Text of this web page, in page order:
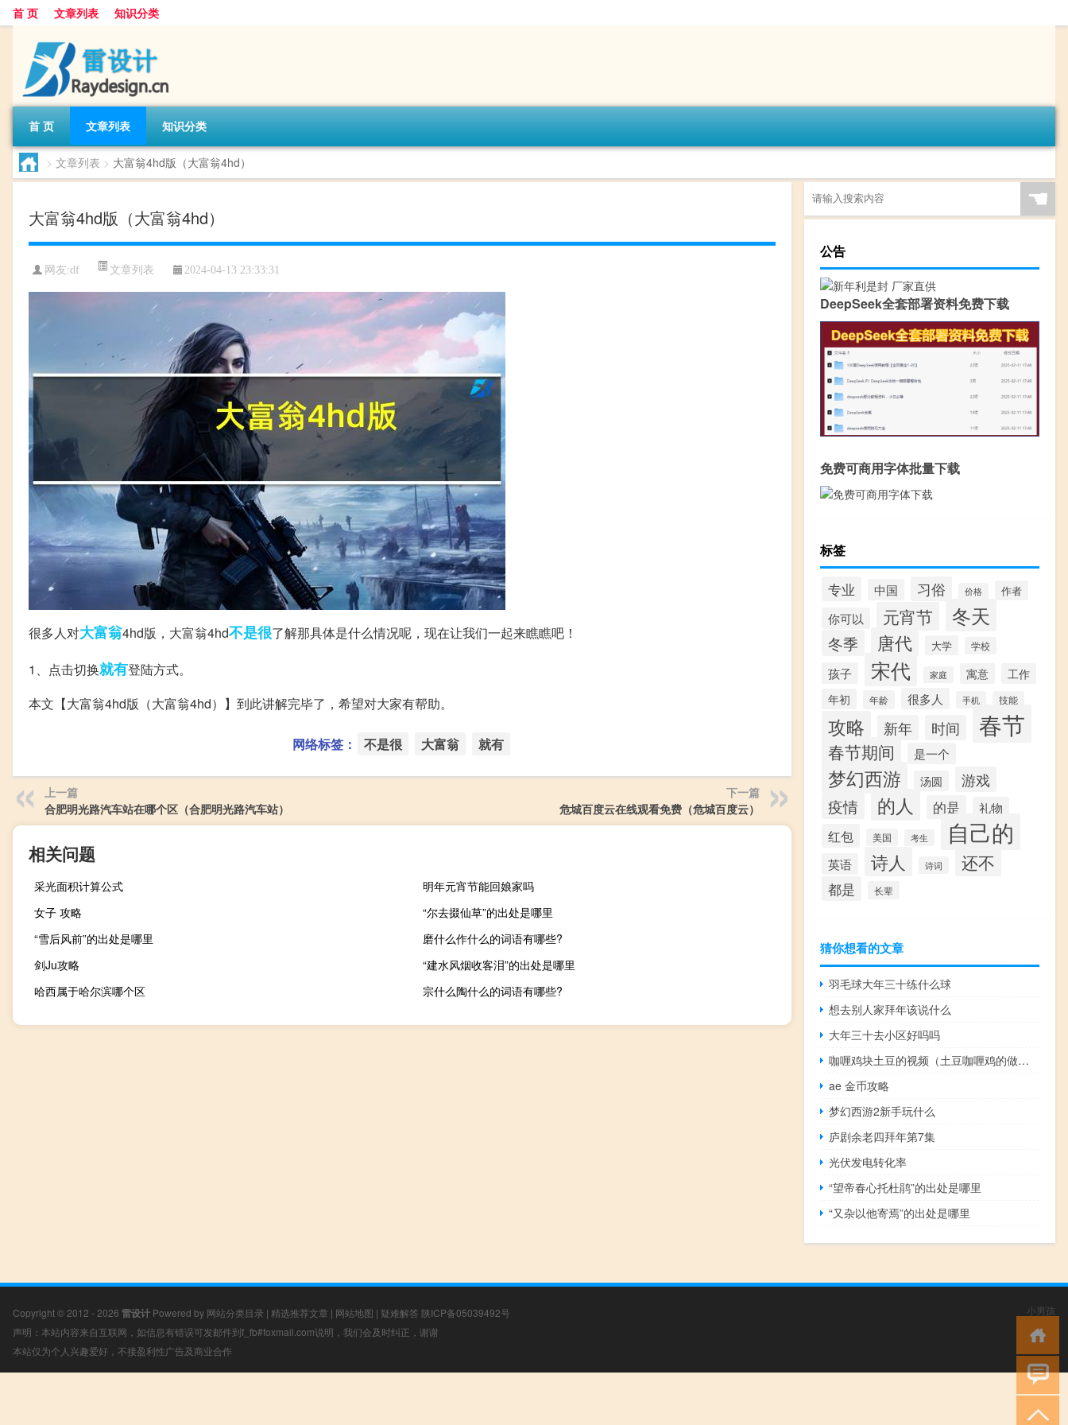
首 页 文章列表 知识分类
首 页 文章列表 知识分类
> 文章列表 > 大富翁4hd版（大富翁4hd）
大富翁4hd版（大富翁4hd）
网友:df 文章列表 2024-04-13 23:33:31
很多人对大富翁4hd版，大富翁4hd不是很了解那具体是什么情况呢，现在让我们一起来瞧瞧吧！
1、点击切换就有登陆方式。
本文【大富翁4hd版（大富翁4hd）】到此讲解完毕了，希望对大家有帮助。
网络标签： 不是很 大富翁 就有
上一篇
合肥明光路汽车站在哪个区（合肥明光路汽车站）
下一篇
危城百度云在线观看免费（危城百度云）
相关问题
采光面积计算公式
明年元宵节能回娘家吗
女子 攻略
“尔去掇仙草”的出处是哪里
“雪后风前”的出处是哪里
磨什么作什么的词语有哪些?
剑Ju攻略
“建水风烟收客泪”的出处是哪里
哈西属于哈尔滨哪个区
宗什么陶什么的词语有哪些?
☚
公告
DeepSeek全套部署资料免费下载
免费可商用字体批量下载
标签
专业 中国 习俗 价格 作者
你可以 元宵节 冬天
冬季 唐代 大学 学校
孩子 宋代 家庭 寓意
工作
年初
年龄 很多人 手机 技能
攻略 新年 时间 春节
春节期间 是一个
梦幻西游 汤圆 游戏
疫情 的人 的是 礼物
红包 美国 考生 自己的
英语 诗人 诗词 还不
都是 长辈
猜你想看的文章
羽毛球大年三十练什么球
想去别人家拜年该说什么
大年三十去小区好吗吗
咖喱鸡块土豆的视频（土豆咖喱鸡的做法）
ae 金币攻略
梦幻西游2新手玩什么
庐剧余老四拜年第7集
光伏发电转化率
“望帝春心托杜鹃”的出处是哪里
“又杂以他寄焉”的出处是哪里
Copyright © 2012 - 2026 雷设计 Powered by 网站分类目录 | 精选推荐文章 | 网站地图 | 疑难解答 陕ICP备05039492号
声明：本站内容来自互联网，如信息有错误可发邮件到f_fb#foxmail.com说明，我们会及时纠正，谢谢
本站仅为个人兴趣爱好，不接盈利性广告及商业合作
小男孩